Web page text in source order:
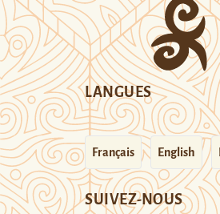
LANGUES
Français English
SUIVEZ-NOUS